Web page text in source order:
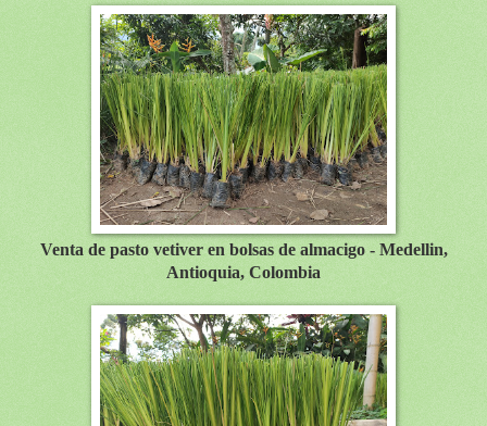
Venta de pasto vetiver en bolsas de almacigo - Medellin,
Antioquia, Colombia